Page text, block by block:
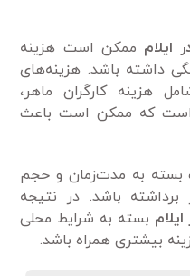
ایلام ممکن است هزینه
داشته باشد. هزینه‌های
هزینه کارگران ماهر،
است که ممکن است باعث
بسته به مدت‌زمان و حجم
برداشته باشد. در نتیجه
بسته به شرایط محلی
بیشتری همراه باشد.